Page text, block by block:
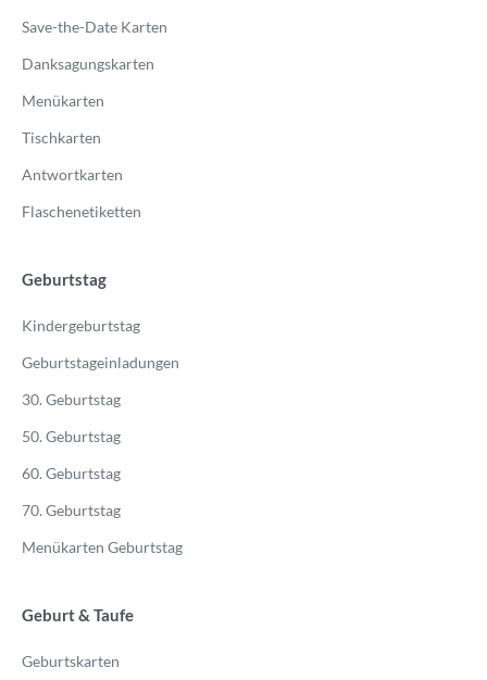
Save-the-Date Karten
Danksagungskarten
Menükarten
Tischkarten
Antwortkarten
Flaschenetiketten
Geburtstag
Kindergeburtstag
Geburtstageinladungen
30. Geburtstag
50. Geburtstag
60. Geburtstag
70. Geburtstag
Menükarten Geburtstag
Geburt & Taufe
Geburtskarten